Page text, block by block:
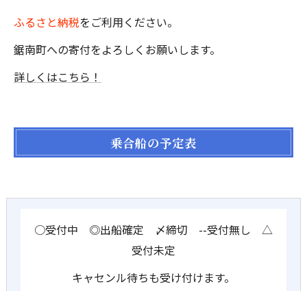
ふるさと納税をご利用ください。
鋸南町への寄付をよろしくお願いします。
詳しくはこちら！
乗合船の予定表
○受付中 ◎出船確定 〆締切 --受付無し △
受付未定
キャセンル待ちも受け付けます。